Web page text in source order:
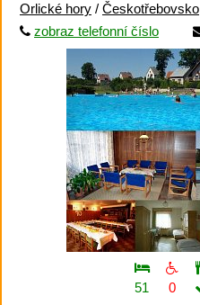
Orlické hory / Českotřebovsko
zobraz telefonní číslo
51
0